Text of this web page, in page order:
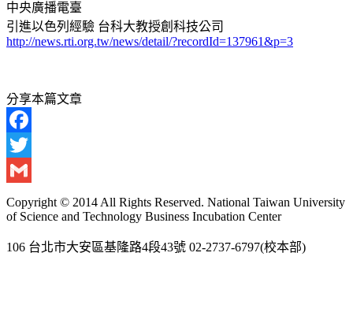
中央廣播電臺
引進以色列經驗 台科大教授創科技公司
http://news.rti.org.tw/news/detail/?recordId=137961&p=3
分享本篇文章
Facebook
Twitter
Gmail
Copyright © 2014 All Rights Reserved. National Taiwan University
of Science and Technology Business Incubation Center
106 台北市大安區基隆路4段43號 02-2737-6797(校本部)